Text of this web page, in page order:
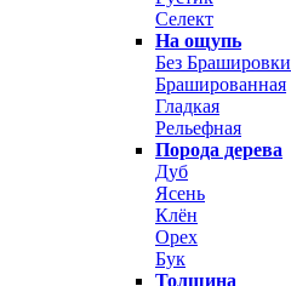
Селект
На ощупь
Без Брашировки
Брашированная
Гладкая
Рельефная
Порода дерева
Дуб
Ясень
Клён
Орех
Бук
Толщина